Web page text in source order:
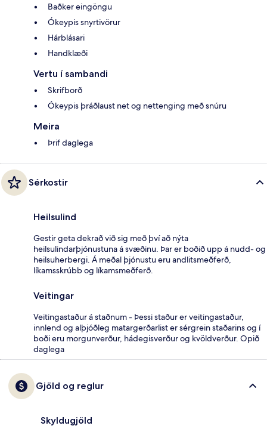
Baðker eingöngu
Ókeypis snyrtivörur
Hárblásari
Handklæði
Vertu í sambandi
Skrifborð
Ókeypis þráðlaust net og nettenging með snúru
Meira
Þrif daglega
Sérkostir
Heilsulind
Gestir geta dekrað við sig með því að nýta
heilsulindarþjónustuna á svæðinu. Þar er boðið upp á nudd- og
heilsuherbergi. Á meðal þjónustu eru andlitsmeðferð,
líkamsskrúbb og líkamsmeðferð.
Veitingar
Veitingastaður á staðnum - Þessi staður er veitingastaður,
innlend og alþjóðleg matargerðarlist er sérgrein staðarins og í
boði eru morgunverður, hádegisverður og kvöldverður. Opið
daglega
Gjöld og reglur
Skyldugjöld